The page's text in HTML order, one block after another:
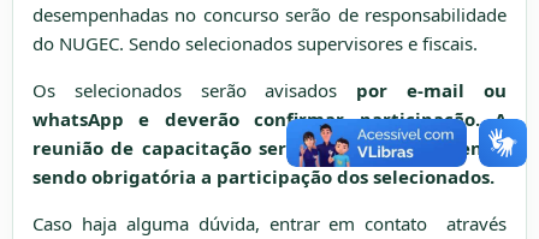
desempenhadas no concurso serão de responsabilidade
do NUGEC. Sendo selecionados supervisores e fiscais.
Os selecionados serão avisados por e-mailou
whatsAppe deverão
confirmar participação. A
reunião de capacitação será avisada previamente,
sendo obrigatória a participação dos selecionados.
Caso haja alguma dúvida, entrar em contato através